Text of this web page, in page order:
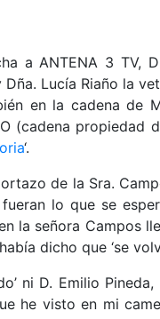
a ANTENA 3 TV,
Lucía Riaño la
en la cadena
(cadena
‘.
de la Sra.
lo que se
la señora
dicho que ‘se
ni D. Emilio
he visto en mi